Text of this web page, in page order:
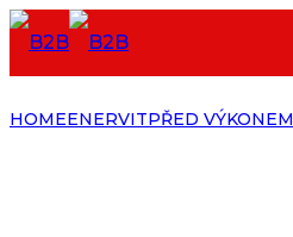
HOMEENERVITPŘED VÝKONEM